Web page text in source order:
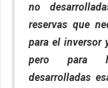
no
reservas que
para el inversor
pero para
desarrolladas